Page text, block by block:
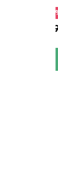
17,99 zł
Do